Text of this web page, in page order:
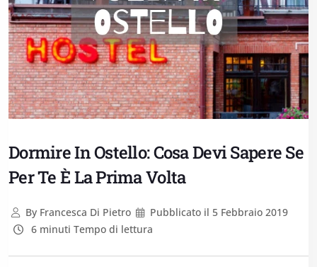
Dormire In Ostello: Cosa Devi Sapere Se
Per Te È La Prima Volta
ByFrancesca Di Pietro Pubblicato il 5 Febbraio 2019
6 minuti Tempo di lettura